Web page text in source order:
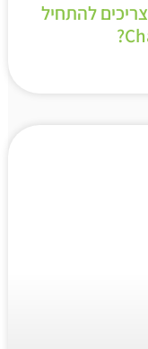
למה מפתחי WEB JS ו- CMOs צריכים להתחיל